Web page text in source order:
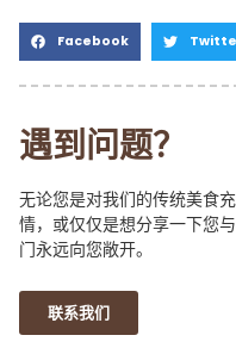
Facebook
遇到问题？
无论您是对我们的传统美食
情，或仅仅是想分享一下您
门永远向您敞开。
联系我们